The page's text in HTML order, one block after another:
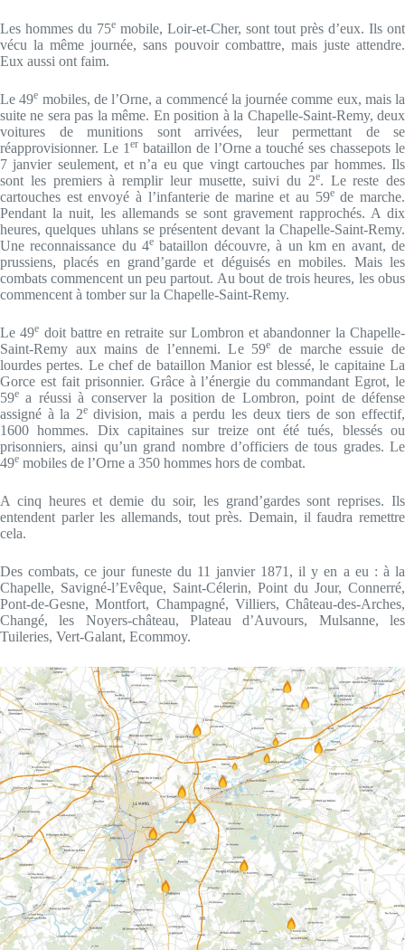
Les hommes du 75e mobile, Loir-et-Cher, sont tout près d’eux. Ils ont
vécu la même journée, sans pouvoir combattre, mais juste attendre.
Eux aussi ont faim.
Le 49e mobiles, de l’Orne, a commencé la journée comme eux, mais la
suite ne sera pas la même. En position à la Chapelle-Saint-Remy, deux
voitures de munitions sont arrivées, leur permettant de se
réapprovisionner. Le 1 erbataillon de l’Orne a touché ses chassepots le
7 janvier seulement, et n’a eu que vingt cartouches par hommes. Ils
sont les premiers à remplir leur musette, suivi du 2e. Le reste des
cartouches est envoyé à l’infanterie de marine et au 59ede marche.
Pendant la nuit, les allemands se sont gravement rapprochés. A dix
heures, quelques uhlans se présentent devant la Chapelle-Saint-Remy.
Une reconnaissance du 4e bataillon découvre, à un km en avant, de
prussiens, placés en grand’garde et déguisés en mobiles. Mais les
combats commencent un peu partout. Au bout de trois heures, les obus
commencent à tomber sur la Chapelle-Saint-Remy.
Le 49e doit battre en retraite sur Lombron et abandonner la Chapelle-
Saint-Remy aux mains de l’ennemi. Le 59e
de marche essuie de
lourdes pertes. Le chef de bataillon Manior est blessé, le capitaine La
Gorce est fait prisonnier. Grâce à l’énergie du commandant Egrot, le
59e a réussi à conserver la position de Lombron, point de défense
assigné à la 2edivision, mais a perdu les deux tiers de son effectif,
1600 hommes. Dix capitaines sur treize ont été tués, blessés ou
prisonniers, ainsi qu’un grand nombre d’officiers de tous grades. Le
49e mobiles de l’Orne a 350 hommes hors de combat.
A cinq heures et demie du soir, les grand’gardes sont reprises. Ils
entendent parler les allemands, tout près. Demain, il faudra remettre
cela.
Des combats, ce jour funeste du 11 janvier 1871, il y en a eu : à la
Chapelle, Savigné-l’Evêque, Saint-Célerin, Point du Jour, Connerré,
Pont-de-Gesne, Montfort, Champagné, Villiers, Château-des-Arches,
Changé, les Noyers-château, Plateau d’Auvours, Mulsanne, les
Tuileries, Vert-Galant, Ecommoy.